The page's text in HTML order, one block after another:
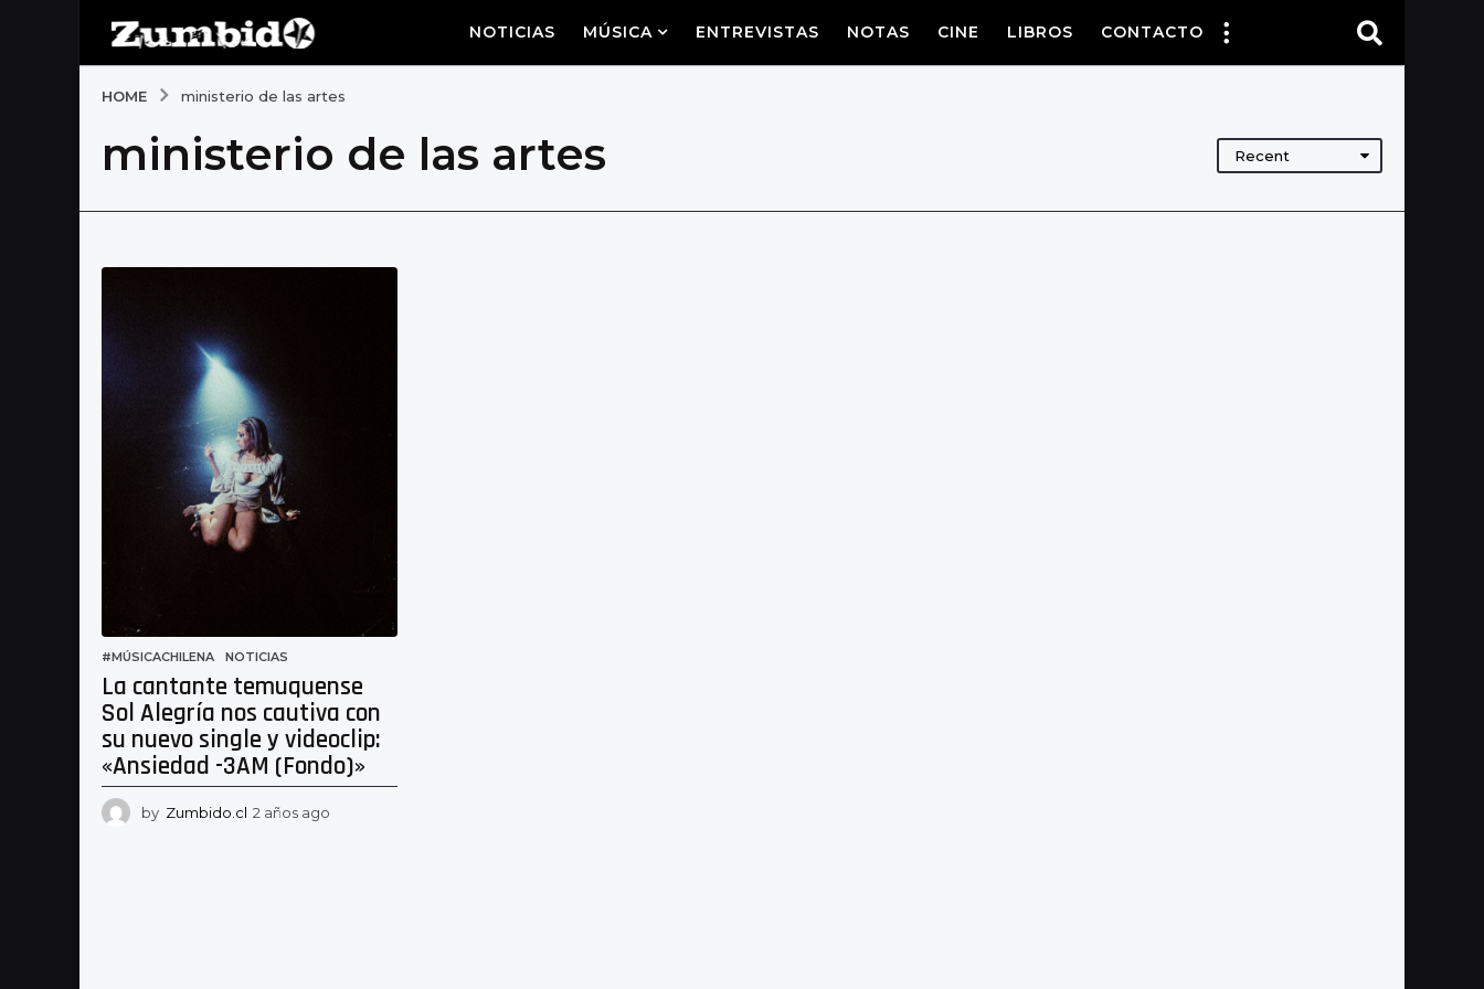
NOTICIAS MÚSICA ENTREVISTAS NOTAS CINE LIBROS CONTACTO
HOME ministerio de las artes
ministerio de las artes Recent
#MÚSICACHILENA ,NOTICIAS
La cantante temuquense
Sol Alegría nos cautiva con
su nuevo single y videoclip:
«Ansiedad -3AM (Fondo)»
by Zumbido.cl 2 años ago